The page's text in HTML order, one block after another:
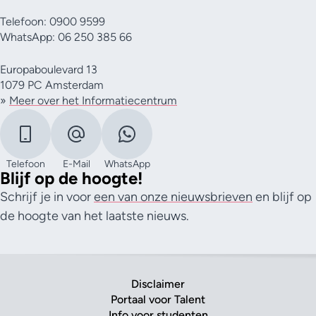
Telefoon: 0900 9599
WhatsApp: 06 250 385 66
Europaboulevard 13
1079 PC Amsterdam
» Meer over het Informatiecentrum
Telefoon E-Mail WhatsApp
Blijf op de hoogte!
Schrijf je in vooreen van onze nieuwsbrieven en blijf op
de hoogte van het laatste nieuws.
Disclaimer
Portaal voor Talent